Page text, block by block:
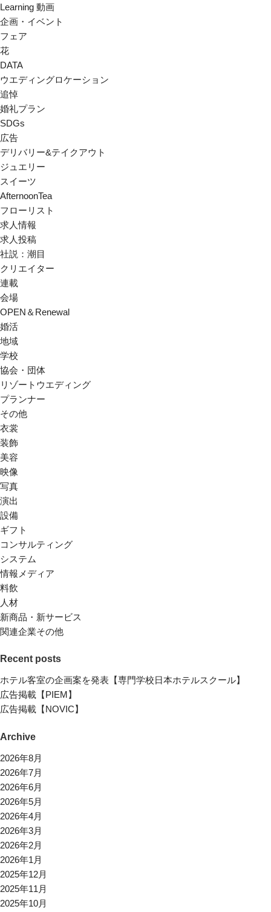
Learning 動画
企画・イベント
フェア
花
DATA
ウエディングロケーション
追悼
婚礼プラン
SDGs
広告
デリバリー&テイクアウト
ジュエリー
スイーツ
AfternoonTea
フローリスト
求人情報
求人投稿
社説：潮目
クリエイター
連載
会場
OPEN＆Renewal
婚活
地域
学校
協会・団体
リゾートウエディング
プランナー
その他
衣裳
装飾
美容
映像
写真
演出
設備
ギフト
コンサルティング
システム
情報メディア
料飲
人材
新商品・新サービス
関連企業その他
Recent posts
ホテル客室の企画案を発表【専門学校日本ホテルスクール】
広告掲載【PIEM】
広告掲載【NOVIC】
Archive
2026年8月
2026年7月
2026年6月
2026年5月
2026年4月
2026年3月
2026年2月
2026年1月
2025年12月
2025年11月
2025年10月